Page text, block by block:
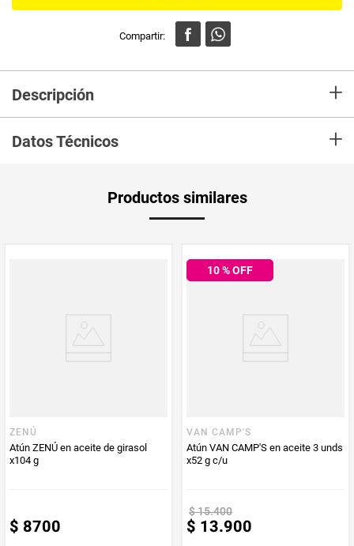
Descripción +
Datos Técnicos +
Productos similares
ZENÚ
Atún ZENÚ en aceite de girasol
x104 g
$ 8700
10% OFF
VAN CAMP'S
Atún VAN CAMP'S en aceite 3 unds
x52 g c/u
$15.400
$ 13.900